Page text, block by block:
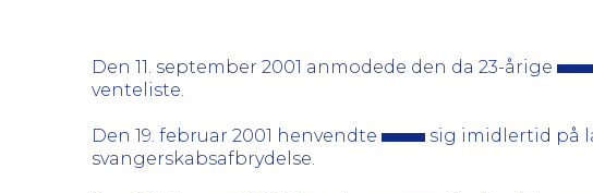
Den 11. september 2001 anmodede den da 23-årige
venteliste.
Den 19. februar 2001 henvendte sig imidlertid på
svangerskabsafbrydelse.